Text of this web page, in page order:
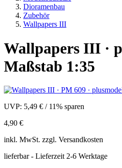
Dioramenbau
Zubehör
Wallpapers III
Wallpapers III ·
Maßstab 1:35
UVP: 5,49 € / 11% sparen
4,90 €
inkl. MwSt. zzgl. Versandkosten
lieferbar - Lieferzeit 2-6 Werktage